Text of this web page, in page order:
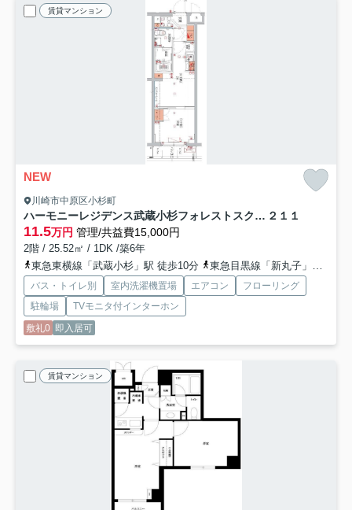
賃貸マンション
NEW
川崎市中原区小杉町
ハーモニーレジデンス武蔵小杉フォレストスクエア ２１１
11.5万円 管理/共益費15,000円
2階 / 25.52㎡ / 1DK /築6年
東急東横線「武蔵小杉」駅 徒歩10分
東急目黒線「新丸子」駅 徒歩10分
バス・トイレ別 室内洗濯機置場 エアコン
フローリング
駐輪場
TVモニタ付インターホン
敷礼0 即入居可
賃貸マンション